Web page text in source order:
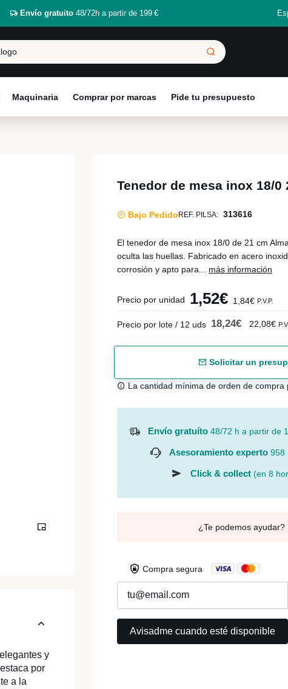
Envío gratuito48/72h a partir de 199 €
Maquinaria Comprar por marcas Pide tu presupuesto
y
por
a la
Tenedor de mesa inox 18/
Bajo Pedido REF. PILSA: 313616
El tenedor de mesa inox 18/0 de 21 cm
oculta las huellas. Fabricado en acero
corrosión y apto para... más información
Precio por unidad 1,52€ 1,84€ P.V.P.
Precio por lote / 12 uds 18,24€ 22,08€
Solicitar un
La cantidad mínima de orden de compra
Envío gratuíto 48/72 h a partir de
Asesoramiento experto 958
Click & collect (en 8
¿Te podemos ayudar?
Compra segura